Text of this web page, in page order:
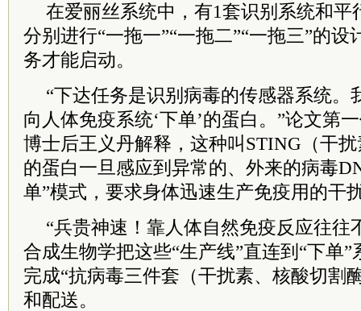
在爱丽丝系统中，有1套识别系统和平
分别进行“一拖一”“一拖二”“一拖三”的
务才能启动。
“下达任务是识别病毒的传感器系统。
向人体免疫系统‘下单’的蛋白。”论文第
博士后王义丹解释，这种叫STING（干
的蛋白一旦感应到异常的、外来的病毒
单”模式，要求身体迅速生产免疫用的干
“兵贵神速！靠人体自然免疫反应往往
合成生物学把这些“生产线”直连到“下单
完成“抗病毒三件套（干扰素、核酸切割
和配送。